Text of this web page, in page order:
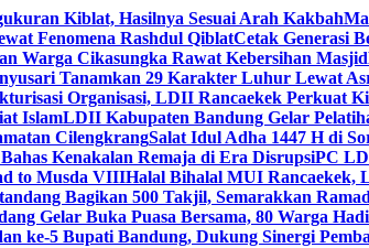
Kiblat, Hasilnya Sesuai Arah Kakbah
Fenomena Rashdul QiblatCetak Generasi
Warga Cikasungka Rawat Kebersihan Masjid
Tanamkan 29 Karakter Luhur Lewat
Organisasi, LDII Rancaekek Perkuat
IslamLDII Kabupaten Bandung Gelar
CilengkrangSalat Idul Adha 1447 H di
Kenakalan Remaja di Era DisrupsiPC
to Musda VIIIHalal Bihalal MUI Rancaekek,
Bagikan 500 Takjil, Semarakkan
Gelar Buka Puasa Bersama, 80 Warga
ke-5 Bupati Bandung, Dukung Sinergi